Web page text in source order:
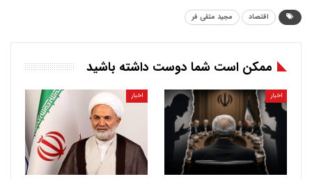
اقتصاد مجید متقی فر
ممکن است شما دوست داشته باشید
اخبار اخبار